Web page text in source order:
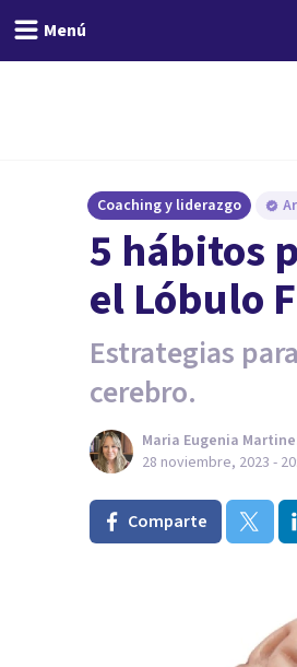
Menú
Coaching y liderazgo
5 hábitos
el Lóbulo
Estrategias
cerebro.
Maria Eugenia
28 noviembre, 2023 -
Comparte